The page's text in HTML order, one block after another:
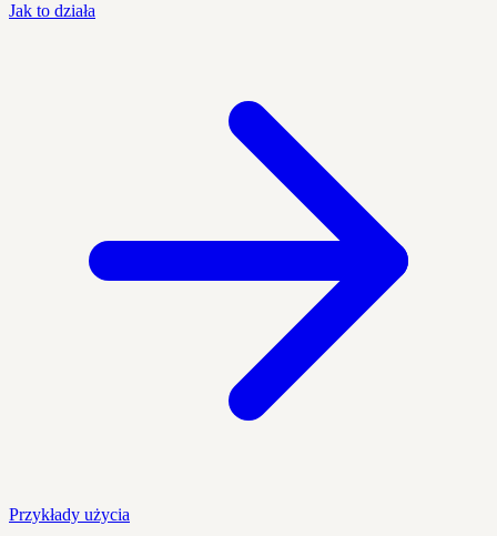
Jak to działa
Przykłady użycia